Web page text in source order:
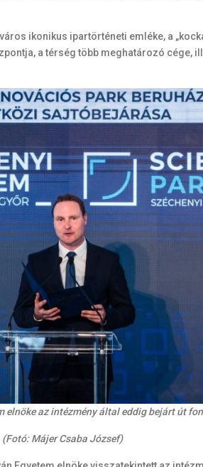
ikonikus ipartörténeti emléke, a
a térség több meghatározó cége,
elnöke az intézmény által eddig bejárt út
(Fotó: Májer Csaba József)